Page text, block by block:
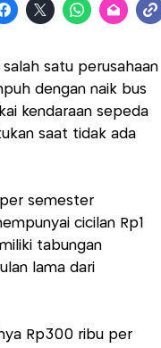
satu perusahaan
dengan naik bus
kendaraan sepeda
saat tidak ada
semester
cicilan Rp1
tabungan
lama dari
Rp300 ribu per